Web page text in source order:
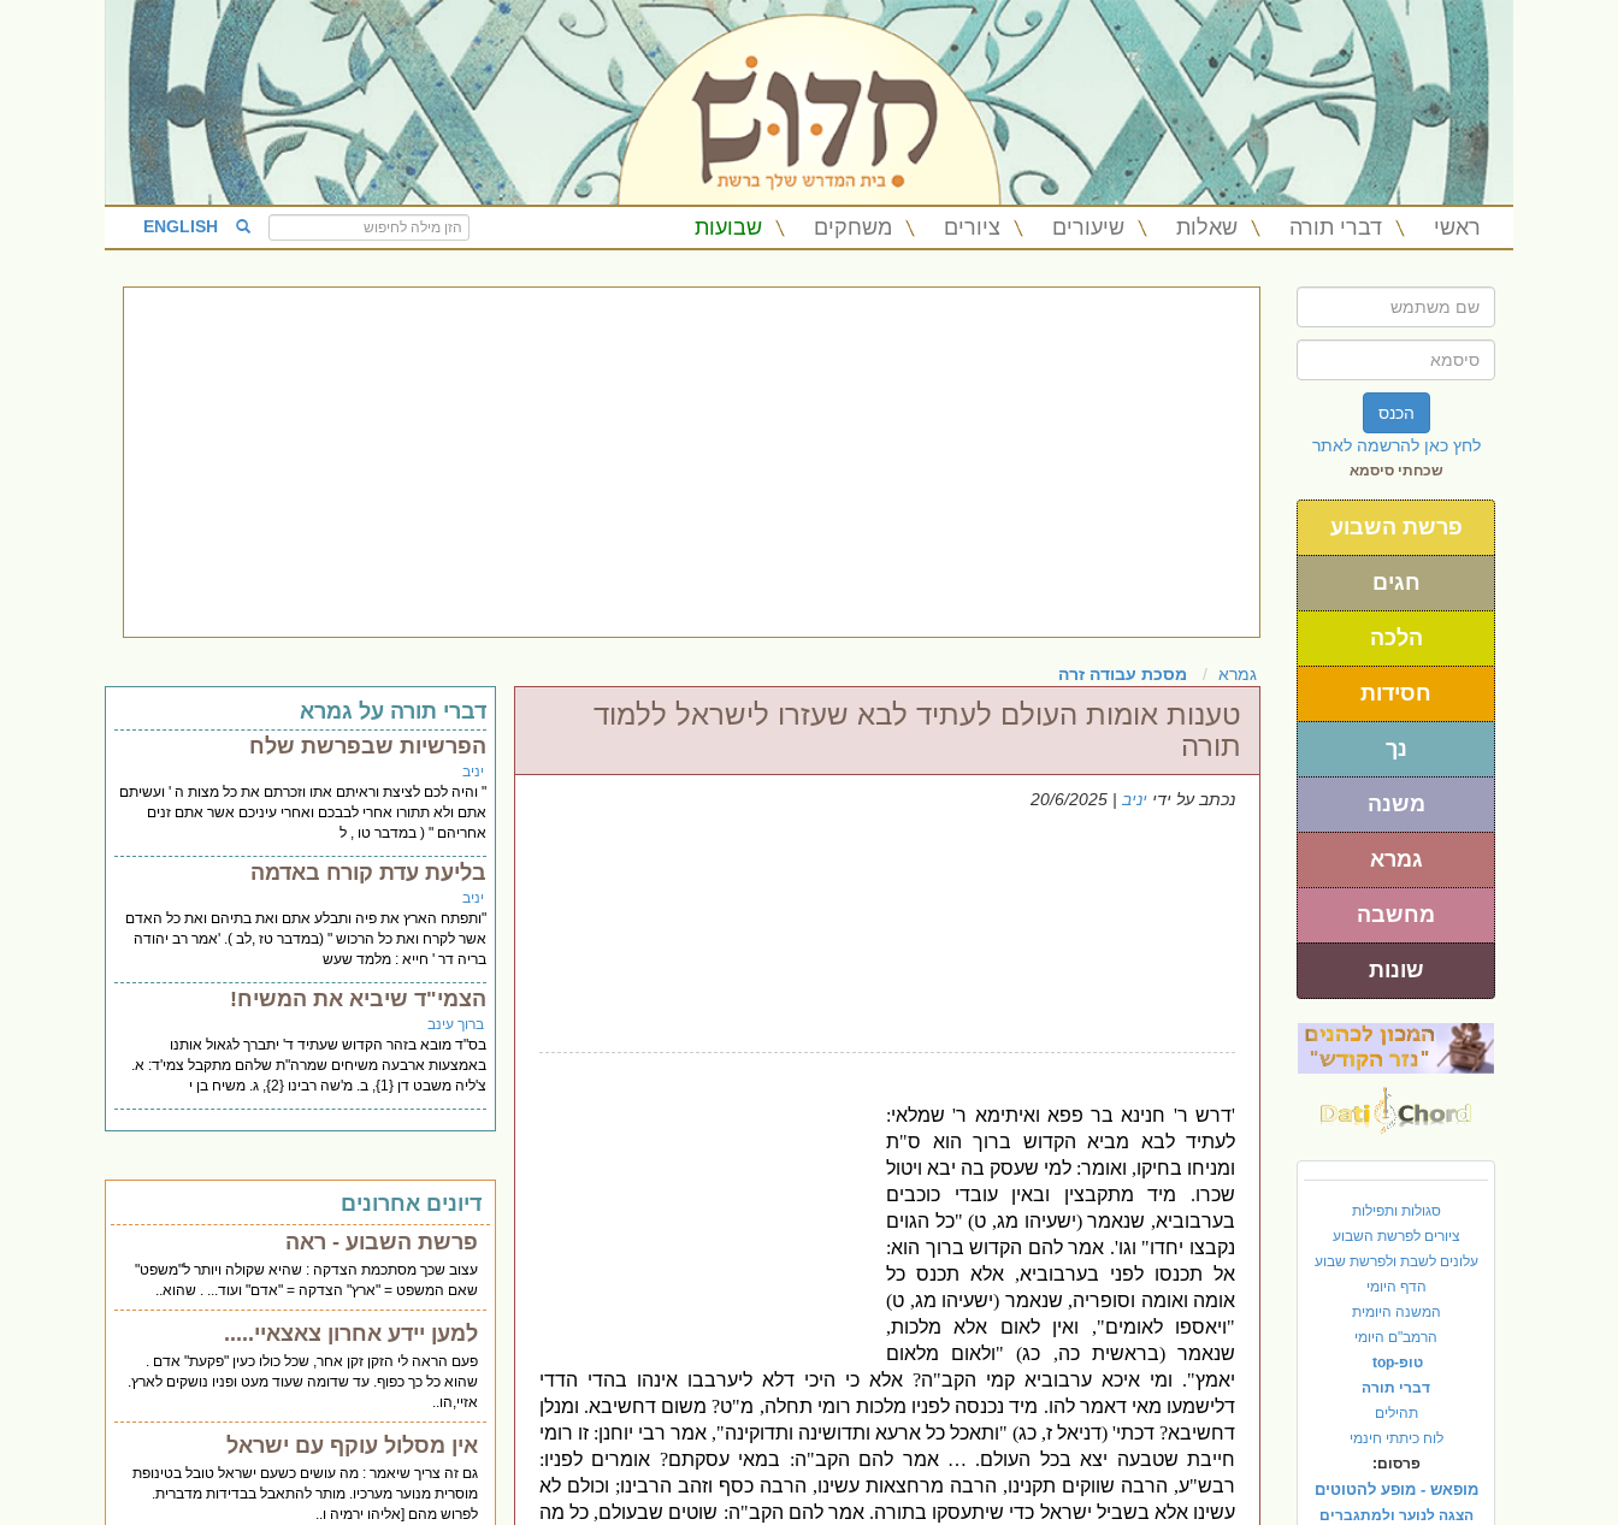
ראשי דברי תורה שאלות שיעורים ציורים משחקים שבועות ENGLISH
הכנס
לחץ כאן להרשמה לאתר
שכחתי סיסמא
פרשת השבוע
חגים
הלכה
חסידות
נך
משנה
גמרא
מחשבה
שונות
סגולות ותפילות
ציורים לפרשת השבוע
עלונים לשבת ולפרשת שבוע
הדף היומי
המשנה היומית
הרמב"ם היומי
טופ-top
דברי תורה
תהילים
לוח כיתתי חינמי
פרסום:
מופאש - מופע להטוטים
הצגה לנוער ולמתגברים
גמרא מסכת עבודה זרה
טענות אומות העולם לעתיד לבא שעזרו לישראל ללמוד
תורה
נכתב על ידי יניב | 20/6/2025
'דרש ר' חנינא בר פפא ואיתימא ר' שמלאי:
לעתיד לבא מביא הקדוש ברוך הוא ס"ת
ומניחו בחיקו, ואומר: למי שעסק בה יבא ויטול
שכרו. מיד מתקבצין ובאין עובדי כוכבים
בערבוביא, שנאמר(ישעיהו מג, ט) "כל הגוים
נקבצו יחדו" וגו'. אמר להם הקדוש ברוך הוא:
אל תכנסו לפני בערבוביא, אלא תכנס כל
אומה ואומה וסופריה, שנאמר (ישעיהו מג, ט)
"ויאספו לאומים", ואין לאום אלא מלכות,
שנאמר(בראשית כה, כג) "ולאום מלאום
יאמץ". ומי איכא ערבוביא קמי הקב"ה? אלא כי היכי דלא ליערבבו אינהו בהדי הדדי
דלישמעו מאי דאמר להו. מיד נכנסה לפניו מלכות רומי תחלה, מ"ט? משום דחשיבא. ומנלן
דחשיבא? דכתי' (דניאל ז, כג) "ותאכל כל ארעא ותדושינה ותדוקינה", אמר רבי יוחנן: זו רומי
חייבת שטבעה יצא בכל העולם. …אמר להם הקב"ה: במאי עסקתם? אומרים לפניו:
רבש"ע, הרבה שווקים תקנינו, הרבה מרחצאות עשינו, הרבה כסף וזהב הרבינו; וכולם לא
עשינו אלא בשביל ישראל כדי שיתעסקו בתורה.אמר להם הקב"ה: שוטים שבעולם, כל מה
דברי תורה על גמרא
הפרשיות שבפרשת שלח
יניב
" והיה לכם לציצת וראיתם אתו וזכרתם את כל מצות ה ' ועשיתם
אתם ולא תתורו אחרי לבבכם ואחרי עיניכם אשר אתם זנים
אחריהם " ( במדבר טו , ל
בליעת עדת קורח באדמה
יניב
"ותפתח הארץ את פיה ותבלע אתם ואת בתיהם ואת כל האדם
אשר לקרח ואת כל הרכוש " (במדבר טז ,לב ). 'אמר רב יהודה
בריה דר ' חייא : מלמד שעש
הצמי"ד שיביא את המשיח!
ברוך עינב
בס"ד מובא בזהר הקדוש שעתיד ד' יתברך לגאול אותנו
באמצעות ארבעה משיחים שמרה"ת שלהם מתקבל צמי'ד: א.
צ'ליה משבט דן {1}, ב. מ'שה רבינו {2}, ג. משיח בן י
דיונים אחרונים
פרשת השבוע - ראה
עצוב שכך מסתכמת הצדקה : שהיא שקולה ויותר ל"משפט"
שאם המשפט = "ארץ" הצדקה = "אדם" ועוד... . שהוא..
למען יידע אחרון צאצאיי.....
פעם הראה לי הזקן זקן אחר, שכל כולו כעין "פקעת" אדם .
שהוא כל כך כפוף. עד שדומה שעוד מעט ופניו נושקים לארץ.
אזיי,הו..
אין מסלול עוקף עם ישראל
גם זה צריך שיאמר : מה עושים כשעם ישראל טובל בטינופת
מוסרית מנוער מערכיו. מותר להתאבל בבדידות מדברית.
לפרוש מהם [אליהו ירמיה ו..